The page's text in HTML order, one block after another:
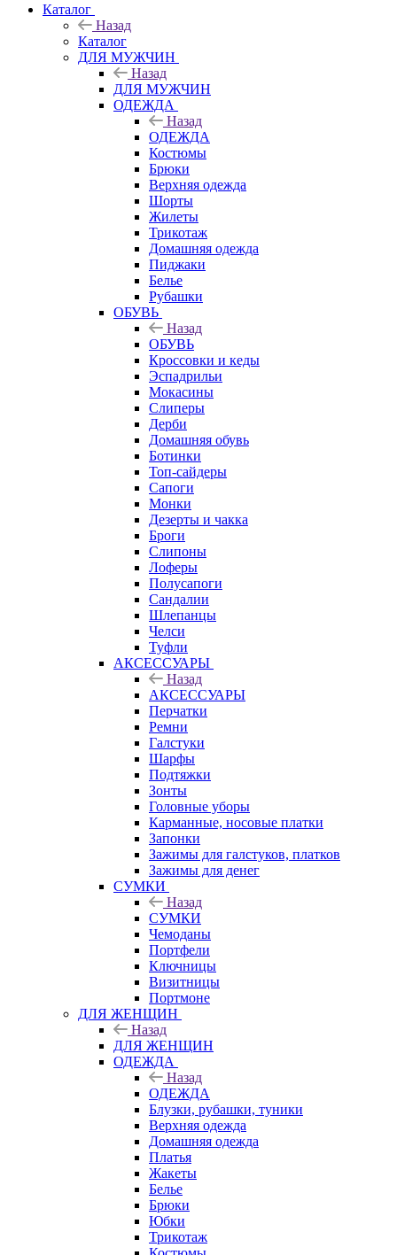
Каталог
Назад
Каталог
ДЛЯ МУЖЧИН
Назад
ДЛЯ МУЖЧИН
ОДЕЖДА
Назад
ОДЕЖДА
Костюмы
Брюки
Верхняя одежда
Шорты
Жилеты
Трикотаж
Домашняя одежда
Пиджаки
Белье
Рубашки
ОБУВЬ
Назад
ОБУВЬ
Кроссовки и кеды
Эспадрильи
Мокасины
Слиперы
Дерби
Домашняя обувь
Ботинки
Топ-сайдеры
Сапоги
Монки
Дезерты и чакка
Броги
Слипоны
Лоферы
Полусапоги
Сандалии
Шлепанцы
Челси
Туфли
АКСЕССУАРЫ
Назад
АКСЕССУАРЫ
Перчатки
Ремни
Галстуки
Шарфы
Подтяжки
Зонты
Головные уборы
Карманные, носовые платки
Запонки
Зажимы для галстуков, платков
Зажимы для денег
СУМКИ
Назад
СУМКИ
Чемоданы
Портфели
Ключницы
Визитницы
Портмоне
ДЛЯ ЖЕНЩИН
Назад
ДЛЯ ЖЕНЩИН
ОДЕЖДА
Назад
ОДЕЖДА
Блузки, рубашки, туники
Верхняя одежда
Домашняя одежда
Платья
Жакеты
Белье
Брюки
Юбки
Трикотаж